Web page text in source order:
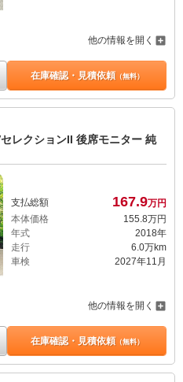
他の情報を開く
在庫確認・見積依頼（無料）
レクションII 後席モニター 純
支払総額 167.9万円
本体価格
155. 8万円
年式
2018年
走行
6.0万km
車検
2027年11月
他の情報を開く
在庫確認・見積依頼（無料）